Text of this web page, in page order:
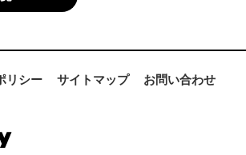
リシー サイトマップ お問い合わせ